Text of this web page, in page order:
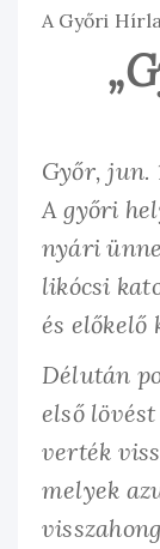
A Győri
Győr, jun.
A győri
nyári
likócsi
és előkelő
Délután
első lövést
verték
melyek